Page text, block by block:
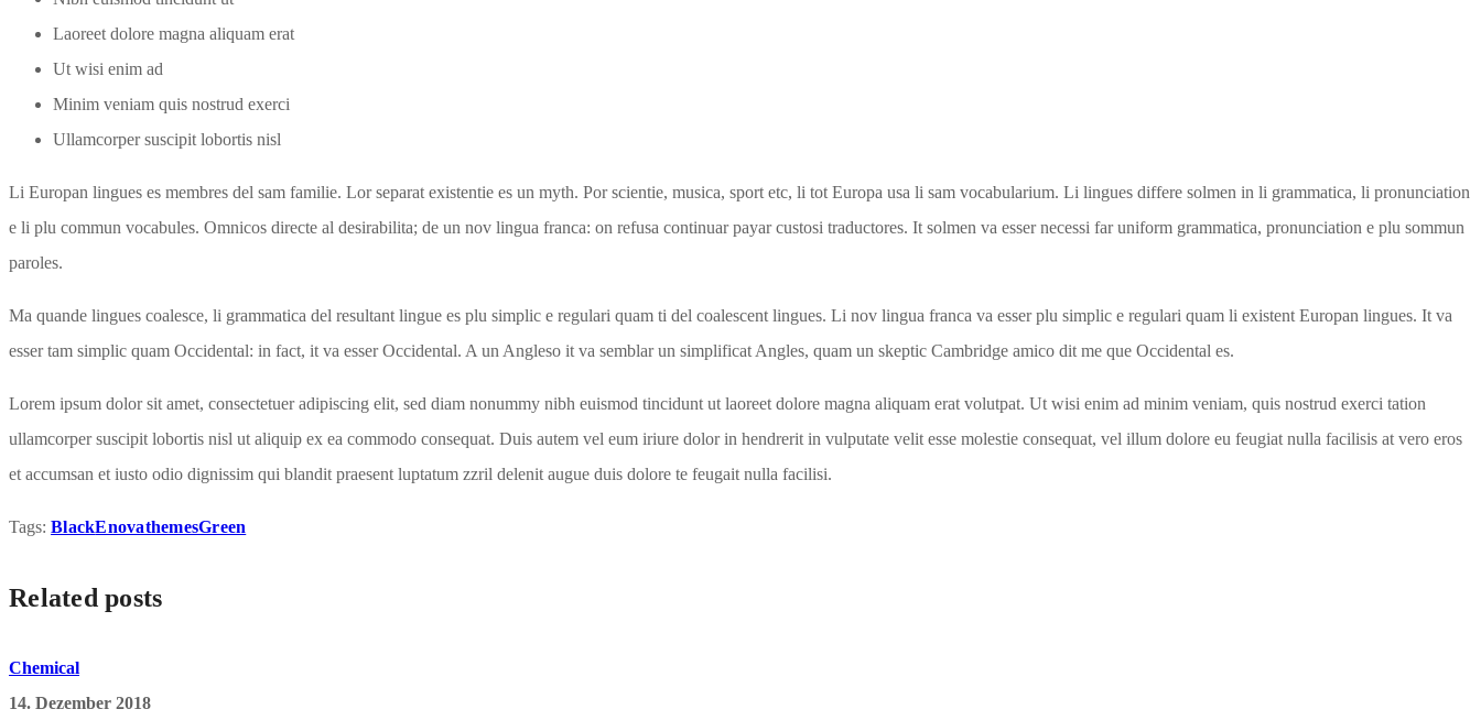
Laoreet dolore magna aliquam erat
Ut wisi enim ad
Minim veniam quis nostrud exerci
Ullamcorper suscipit lobortis nisl
Li Europan lingues es membres del sam familie. Lor separat existentie es un myth. Por scientie, musica, sport etc, li tot Europa usa li sam vocabularium. Li lingues differe solmen in li grammatica, li pronunciation
e li plu commun vocabules. Omnicos directe al desirabilita; de un nov lingua franca: on refusa continuar payar custosi traductores. It solmen va esser necessi far uniform grammatica, pronunciation e plu sommun
paroles.
Ma quande lingues coalesce, li grammatica del resultant lingue es plu simplic e regulari quam ti del coalescent lingues. Li nov lingua franca va esser plu simplic e regulari quam li existent Europan lingues. It va
esser tam simplic quam Occidental: in fact, it va esser Occidental. A un Angleso it va semblar un simplificat Angles, quam un skeptic Cambridge amico dit me que Occidental es.
Lorem ipsum dolor sit amet, consectetuer adipiscing elit, sed diam nonummy nibh euismod tincidunt ut laoreet dolore magna aliquam erat volutpat. Ut wisi enim ad minim veniam, quis nostrud exerci tation
ullamcorper suscipit lobortis nisl ut aliquip ex ea commodo consequat. Duis autem vel eum iriure dolor in hendrerit in vulputate velit esse molestie consequat, vel illum dolore eu feugiat nulla facilisis at vero eros
et accumsan et iusto odio dignissim qui blandit praesent luptatum zzril delenit augue duis dolore te feugait nulla facilisi.
Tags: BlackEnovathemesGreen
Related posts
Chemical
14. Dezember 2018